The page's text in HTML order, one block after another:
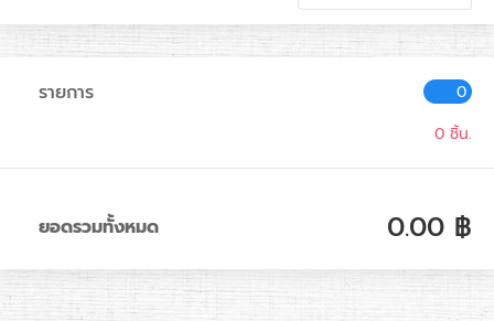
รายการ
0
0 ชิ้น.
ยอดรวมทั้งหมด 0.00 ฿